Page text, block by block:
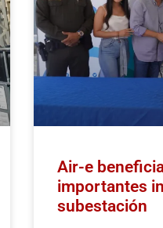
Air-e
importantes
subestación